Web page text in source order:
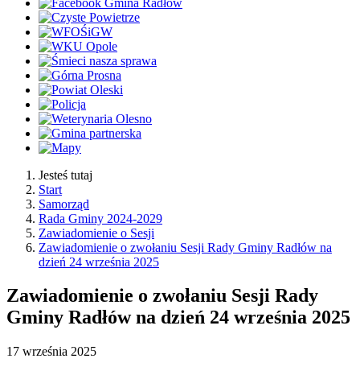
Jesteś tutaj
Start
Samorząd
Rada Gminy 2024-2029
Zawiadomienie o Sesji
Zawiadomienie o zwołaniu Sesji Rady Gminy Radłów na
dzień 24 września 2025
Zawiadomienie o zwołaniu Sesji Rady
Gminy Radłów na dzień 24 września 2025
17 września 2025